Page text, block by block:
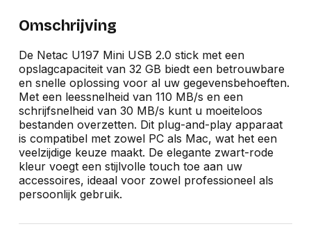
Omschrijving
De Netac U197 Mini USB 2.0 stick met een
opslagcapaciteit van 32 GB biedt een betrouwbare
en snelle oplossing voor al uw gegevensbehoeften.
Met een leessnelheid van 110 MB/s en een
schrijfsnelheid van 30 MB/s kunt u moeiteloos
bestanden overzetten. Dit plug-and-play apparaat
is compatibel met zowel PC als Mac, wat het een
veelzijdige keuze maakt. De elegante zwart-rode
kleur voegt een stijlvolle touch toe aan uw
accessoires, ideaal voor zowel professioneel als
persoonlijk gebruik.